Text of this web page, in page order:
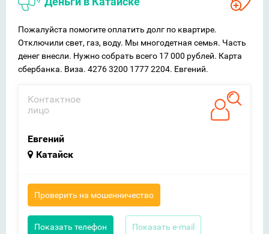
Пожалуйста помогите оплатить долг по квартире.
Отключили свет, газ, воду. Мы многодетная семья. Часть
денег внесли. Нужно собрать всего 17 000 рублей. Карта
сбербанка. Виза. 4276 3200 1777 2204. Евгений.
Контактное
лицо
Евгений
Катайск
Проверить на мошенничество
Показать телефон Показать e-mail